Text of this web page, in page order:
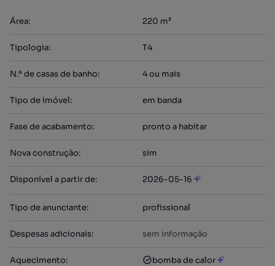
Área: 220 m²
Tipologia: T4
N.º de casas de banho: 4 ou mais
Tipo de imóvel: em banda
Fase de acabamento: pronto a habitar
Nova construção: sim
Disponível a partir de: 2026-05-16
Tipo de anunciante: profissional
Despesas adicionais: sem informação
Aquecimento:
bomba de calor